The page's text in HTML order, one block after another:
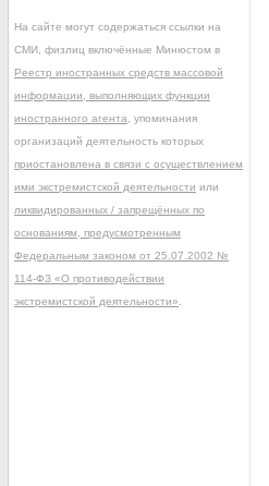
На сайте могут содержаться ссылки на
СМИ, физлиц включённые Минюстом в
Реестр иностранных средств массовой
информации, выполняющих функции
иностранного агента , упоминания
организаций деятельность которых
приостановлена в связи с осуществлением
ими экстремистской деятельности или
ликвидированных / запрещённых по
основаниям, предусмотренным
Федеральным законом от 25.07.2002 №
114-ФЗ «О противодействии
экстремистской деятельности»